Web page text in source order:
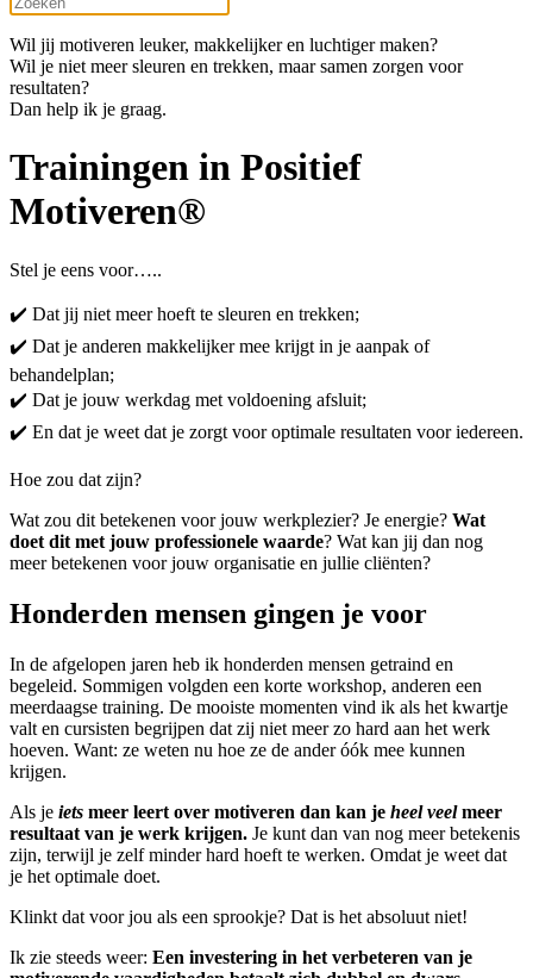
Wil jij motiveren leuker, makkelijker en luchtiger maken?
Wil je niet meer sleuren en trekken, maar samen zorgen voor
resultaten?
Dan help ik je graag.
Trainingen in Positief
Motiveren®
Stel je eens voor…..
✔️ Dat jij niet meer hoeft te sleuren en trekken;
✔️ Dat je anderen makkelijker mee krijgt in je aanpak of
behandelplan;
✔️ Dat je jouw werkdag met voldoening afsluit;
✔️ En dat je weet dat je zorgt voor optimale resultaten voor iedereen.
Hoe zou dat zijn?
Wat zou dit betekenen voor jouw werkplezier? Je energie? Wat
doet dit met jouw professionele waarde? Wat kan jij dan nog
meer betekenen voor jouw organisatie en jullie cliënten?
Honderden mensen gingen je voor
In de afgelopen jaren heb ik honderden mensen getraind en
begeleid. Sommigen volgden een korte workshop, anderen een
meerdaagse training. De mooiste momenten vind ik als het kwartje
valt en cursisten begrijpen dat zij niet meer zo hard aan het werk
hoeven. Want: ze weten nu hoe ze de ander óók mee kunnen
krijgen.
Als je iets meer leert over motiveren dan kan je heel veelmeer
resultaat van je werk krijgen. Je kunt dan van nog meer betekenis
zijn, terwijl je zelf minder hard hoeft te werken. Omdat je weet dat
je het optimale doet.
Klinkt dat voor jou als een sprookje? Dat is het absoluut niet!
Ik zie steeds weer: Een investering in het verbeteren van je